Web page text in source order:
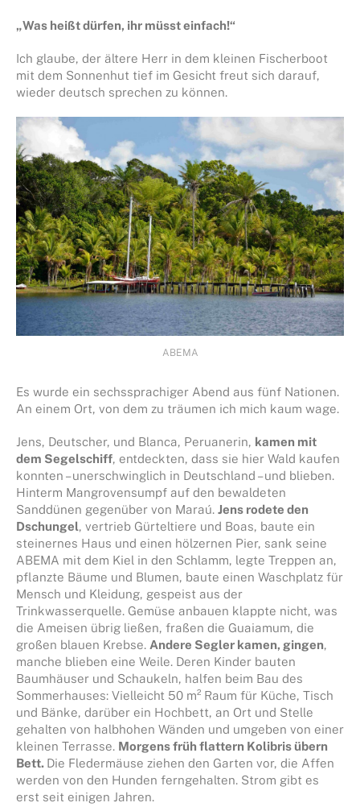
„Was heißt dürfen, ihr müsst einfach!“
Ich glaube, der ältere Herr in dem kleinen Fischerboot
mit dem Sonnenhut tief im Gesicht freut sich darauf,
wieder deutsch sprechen zu können.
ABEMA
Es wurde ein sechssprachiger Abend aus fünf Nationen.
An einem Ort, von dem zu träumen ich mich kaum wage.
Jens, Deutscher, und Blanca, Peruanerin, kamen mit
dem Segelschiff, entdeckten, dass sie hier Wald kaufen
konnten – unerschwinglich in Deutschland – und blieben.
Hinterm Mangrovensumpf auf den bewaldeten
Sanddünen gegenüber von Maraú. Jens rodete den
Dschungel, vertrieb Gürteltiere und Boas, baute ein
steinernes Haus und einen hölzernen Pier, sank seine
ABEMA mit dem Kiel in den Schlamm, legte Treppen an,
pflanzte Bäume und Blumen, baute einen Waschplatz für
Mensch und Kleidung, gespeist aus der
Trinkwasserquelle. Gemüse anbauen klappte nicht, was
die Ameisen übrig ließen, fraßen die Guaiamum, die
großen blauen Krebse. Andere Segler kamen, gingen,
manche blieben eine Weile. Deren Kinder bauten
Baumhäuser und Schaukeln, halfen beim Bau des
Sommerhauses: Vielleicht 50 m² Raum für Küche, Tisch
und Bänke, darüber ein Hochbett, an Ort und Stelle
gehalten von halbhohen Wänden und umgeben von einer
kleinen Terrasse. Morgens früh flattern Kolibris übern
Bett. Die Fledermäuse ziehen den Garten vor, die Affen
werden von den Hunden ferngehalten. Strom gibt es
erst seit einigen Jahren.